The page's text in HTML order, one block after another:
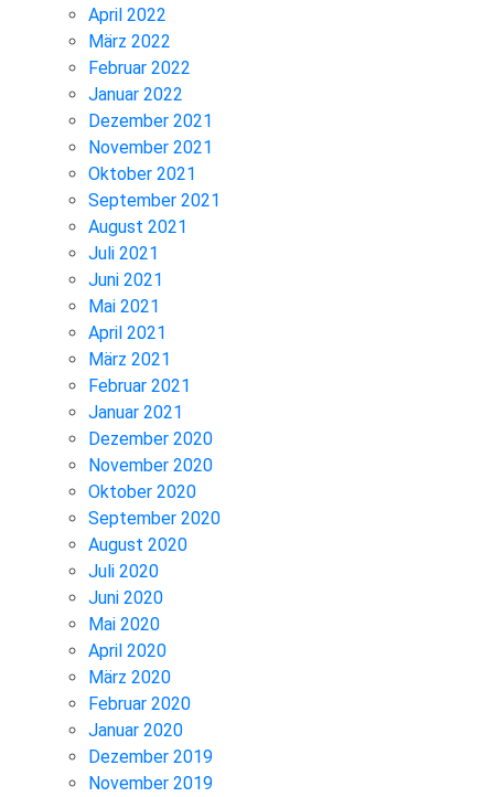
April 2022
März 2022
Februar 2022
Januar 2022
Dezember 2021
November 2021
Oktober 2021
September 2021
August 2021
Juli 2021
Juni 2021
Mai 2021
April 2021
März 2021
Februar 2021
Januar 2021
Dezember 2020
November 2020
Oktober 2020
September 2020
August 2020
Juli 2020
Juni 2020
Mai 2020
April 2020
März 2020
Februar 2020
Januar 2020
Dezember 2019
November 2019